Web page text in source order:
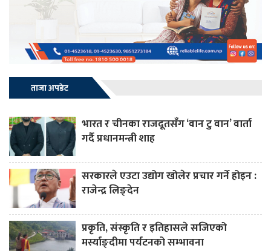
ताजा अपडेट
भारत र चीनका राजदूतसँग ‘वान टु वान’ वार्ता
गर्दै प्रधानमन्त्री शाह
सरकारले एउटा उद्योग खोलेर प्रचार गर्ने होइन :
राजेन्द्र लिङ्देन
प्रकृति, संस्कृति र इतिहासले सजिएको
मर्स्याङ्दीमा पर्यटनको सम्भावना